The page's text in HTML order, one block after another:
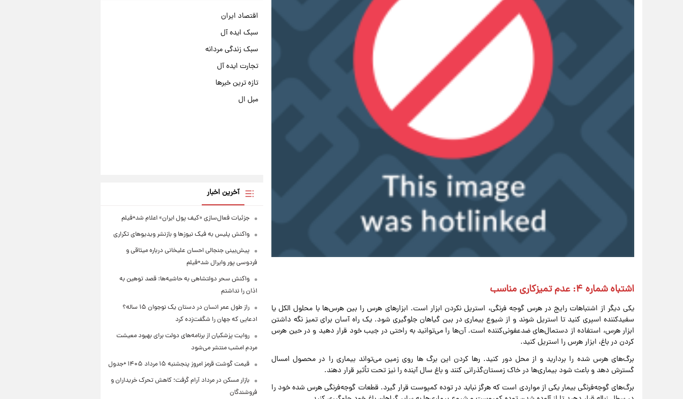
اشتباه شماره ۴: عدم تمیزکاری مناسب
یکی دیگر از اشتباهات رایج در هرس گوجه فرنگی، استریل نکردن ابزار است. ابزارهای هرس را بین هرس‌ها با محلول الکل یا
سفیدکننده اسپری کنید تا استریل شوند و از شیوع بیماری در بین گیاهان جلوگیری شود. یک راه آسان برای تمیز نگه داشتن
ابزار هرس، استفاده از دستمال‌های ضدعفونی‌کننده است. آن‌ها را می‌توانید به راحتی در جیب خود قرار دهید و در حین هرس
کردن در باغ، ابزار هرس را استریل کنید.
برگ‌های هرس شده را بردارید و از محل دور کنید. رها کردن این‌ برگ ها روی زمین می‌تواند بیماری را در محصول امسال
گسترش دهد و باعث شود بیماری‌ها در خاک زمستان‌گذرانی کنند و باغ سال آینده را نیز تحت تأثیر قرار دهند.
برگ‌های گوجه‌فرنگی بیمار یکی از مواردی است که هرگز نباید در توده کمپوست قرار گیرد. قطعات گوجه‌فرنگی هرس شده خود را
اقتصاد ایران
سبک ایده آل
سبک زندگی مردانه
تجارت ایده آل
تازه ترین خبرها
مبل ال
آخرین اخبار
جزئیات فعال‌سازی «کیف پول ایران» اعلام شد+فیلم
واکنش پلیس به فیک نیوزها و بازنشر ویدیوهای تکراری
پیش‌بینی جنجالی احسان علیخانی درباره میثاقی و
فردوسی پور وایرال شد+فیلم
واکنش سحر دولتشاهی به حاشیه‌ها: قصد توهین به
اذان را نداشتم
راز طول عمر انسان در دستان یک نوجوان ۱۵ ساله؟
ادعایی که جهان را شگفت‌زده کرد
روایت پزشکیان از برنامه‌های دولت برای بهبود معیشت
مردم امشب منتشر می‌شود
قیمت گوشت قرمز امروز پنجشنبه ۱۵ مرداد ۱۴۰۵ +جدول
بازار مسکن در مرداد آرام گرفت؛ کاهش تحرک خریداران و
فروشندگان